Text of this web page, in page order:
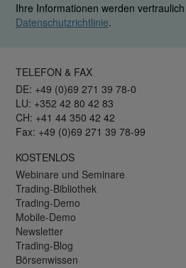
Ihre Informationen werden
Datenschutzrichtlinie.
TELEFON & FAX
DE: +49 (0)69 271 39 78-0
LU: +352 42 80 42 83
CH: +41 44 350 42 42
Fax: +49 (0)69 271 39 78-99
KOSTENLOS
Webinare und Seminare
Trading-Bibliothek
Trading-Demo
Mobile-Demo
Newsletter
Trading-Blog
Börsenwissen